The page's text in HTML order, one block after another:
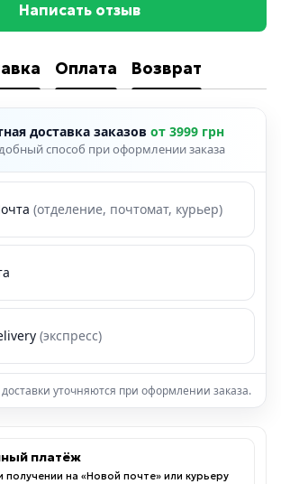
Написать отзыв
Оплата Возврат
доставка заказов от 3999 грн
способ при оформлении заказа
(отделение, почтомат, курьер)
(экспресс)
уточняются при оформлении заказа.
платёж
получении на «Новой почте» или курьеру